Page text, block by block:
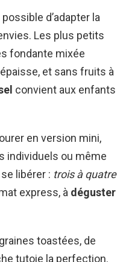
d’adapter la
Les plus petits
fondante mixée
et sans fruits à
convient aux enfants
en version mini,
individuels ou même
libérer : trois à quatre
express, à déguster
toastées, de
tutoie la perfection.